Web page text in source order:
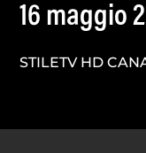
16 maggio
STILETV HD